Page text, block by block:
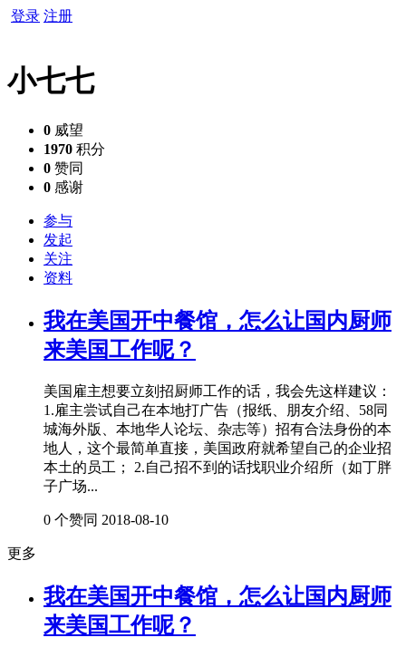
登录 注册
小七七
0 威望
1970 积分
0 赞同
0 感谢
参与
发起
关注
资料
我在美国开中餐馆，怎么让国内厨师
来美国工作呢？
美国雇主想要立刻招厨师工作的话，我会先这样建议：
1.雇主尝试自己在本地打广告（报纸、朋友介绍、58同
城海外版、本地华人论坛、杂志等）招有合法身份的本
地人，这个最简单直接，美国政府就希望自己的企业招
本土的员工； 2.自己招不到的话找职业介绍所（如丁胖
子广场...
0 个赞同 2018-08-10
更多
我在美国开中餐馆，怎么让国内厨师
来美国工作呢？